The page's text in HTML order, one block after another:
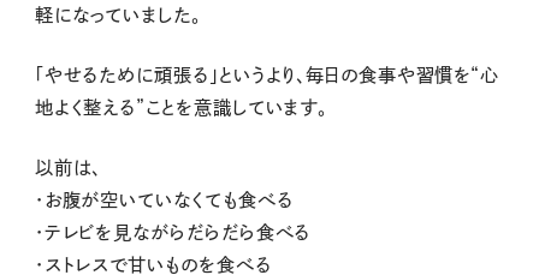
軽になっていました。
「やせるために頑張る」というより、毎日の食事や習慣を“心
地よく整える”ことを意識しています。
以前は、
・お腹が空いていなくても食べる
・テレビを見ながらだらだら食べる
・ストレスで甘いものを食べる